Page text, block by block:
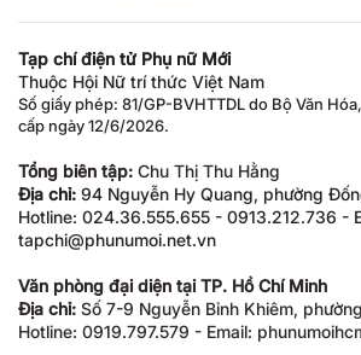
Tạp chí điện tử Phụ nữ Mới
Thuộc Hội Nữ trí thức Việt Nam
Số giấy phép: 81/GP-BVHTTDL do Bộ Văn
cấp ngày 12/6/2026.
Tổng biên tập: Chu Thị Thu Hằng
Địa chỉ: 94 Nguyễn Hy Quang, phường
Hotline: 024.36.555.655 - 0913.212.736 -
tapchi@phunumoi.net.vn
Văn phòng đại diện tại TP. Hồ Chí Minh
Địa chỉ: Số 7-9 Nguyễn Bỉnh Khiêm,
Hotline: 0919.797.579 - Email: